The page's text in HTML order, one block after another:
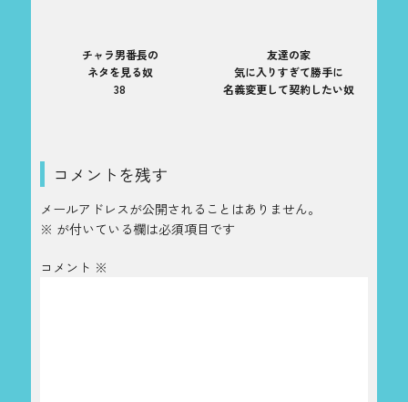
チャラ男番長の
ネタを見る奴
38
友達の家
気に入りすぎて勝手に
名義変更して契約したい奴
コメントを残す
メールアドレスが公開されることはありません。
※ が付いている欄は必須項目です
コメント ※